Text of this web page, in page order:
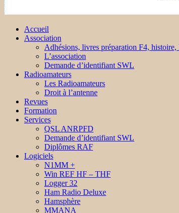
Accueil
Association
Adhésions, livres préparation F4,
L’association
Demande d’identifiant SWL
Radioamateurs
Les Radioamateurs
Droit à l’antenne
Revues
Formation
Services
QSL ANRPFD
Demande d’identifiant SWL
Diplômes RAF
Logiciels
N1MM +
Win REF HF – THF
Logger 32
Ham Radio Deluxe
Hamsphère
MMANA